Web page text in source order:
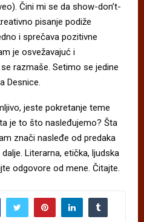
Čini mi se da show-don’t-
pisanje podiže
i sprečava pozitivne
je osvežavajuć i
razmaše. Setimo se jedine
Desnice.
jeste pokretanje teme
je to što nasleđujemo? Šta
znači nasleđe od predaka
Literarna, etička, ljudska
odgovore od mene. Čitajte.